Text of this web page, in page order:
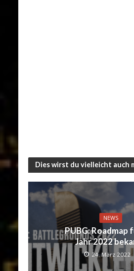
Dies wirst du vielleicht auch
NEWS
PUBG: Roadmap
Jahr 2022
24. März 2022